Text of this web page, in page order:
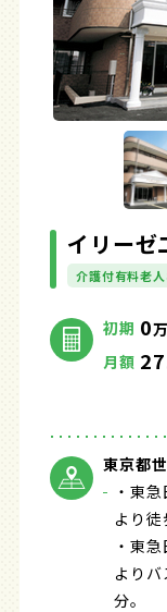
イリーゼ
介護付有料老
初期 0
月額
東京都
・東
より徒
・東
より
分。